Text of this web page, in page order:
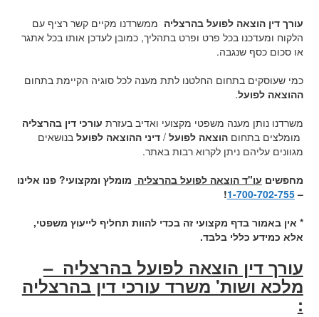
עורך דין הוצאה לפועל בהרצליה ממשרדנו מקיים קשר רציף עם
הלקוח ומעדכנו בכל פרט ופרט בתהליך, כמובן לעדכן אותו בכל אתגר
או סכום כסף שנגבה.
כמי שעוסקים בתחום החלטנו לתת מענה לכל סוגיה הקיימת בתחום
ההוצאה לפועל.
משרדנו נותן מענה משפטי מקצועי ואדיב בעזרת עורכי דין בהרצליה
מומלצים בתחוםהוצאה לפועל /דיני ההוצאה לפועל בנושאים
מגוונים עליהם ניתן לקרוא רבות באתר.
מחפשים עו"ד הוצאה לפועל בהרצליה מומלץ ומקצועי? פנו אלינו
–
1-700-702-755
!
* אין באמור בדף מקצועי זה בכדי להוות תחליף לייעוץ משפטי,
אלא כמידע כללי בלבד.
עורך דין הוצאה לפועל בהרצליה –
מלכא ושות' משרד עורכי דין בהרצליה
: